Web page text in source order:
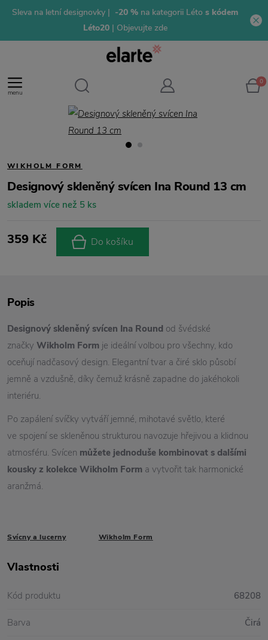
Sleva na letní designovky | -20 % na kategorii Léto s kódem
Léto20 | Objevujte zde
menu
0
WIKHOLM FORM
Designový skleněný svícen Ina Round 13 cm
skladem více než 5 ks
359 Kč Do košíku
Popis
Designový skleněný svícen Ina Round od švédské
značky Wikholm Form je ideální volbou pro všechny, kdo
oceňují nadčasový design. Elegantní tvar a čiré sklo působí
jemně a vzdušně, díky čemuž krásně zapadne do jakéhokoli
interiéru.
Po zapálení svíčky vytváří jemné, mihotavé světlo, které
ve spojení se skleněnou strukturou navozuje hřejivou a klidnou
atmosféru. Svícen můžete jednoduše kombinovat s dalšími
kousky z kolekce Wikholm Form a vytvořit tak harmonické
aranžmá.
Svícny a lucerny Wikholm Form
Vlastnosti
Kód produktu 68208
Barva Čirá